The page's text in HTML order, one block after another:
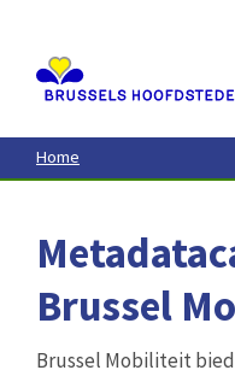
contenu
principal
Home
Brussel
Brussel Mobiliteit